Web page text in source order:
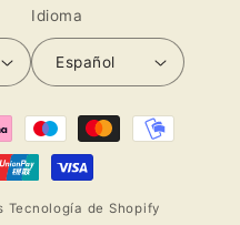
Idioma
Español
Tecnología de Shopify